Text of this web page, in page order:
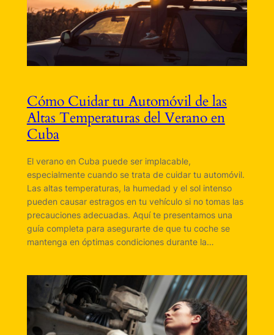
Cómo Cuidar tu Automóvil de las
Altas Temperaturas del Verano en
Cuba
El verano en Cuba puede ser implacable,
especialmente cuando se trata de cuidar tu automóvil.
Las altas temperaturas, la humedad y el sol intenso
pueden causar estragos en tu vehículo si no tomas las
precauciones adecuadas. Aquí te presentamos una
guía completa para asegurarte de que tu coche se
mantenga en óptimas condiciones durante la…